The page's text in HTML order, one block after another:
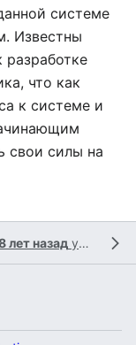
системе
Известны
что как
к системе и
свои силы на
лет назад участником